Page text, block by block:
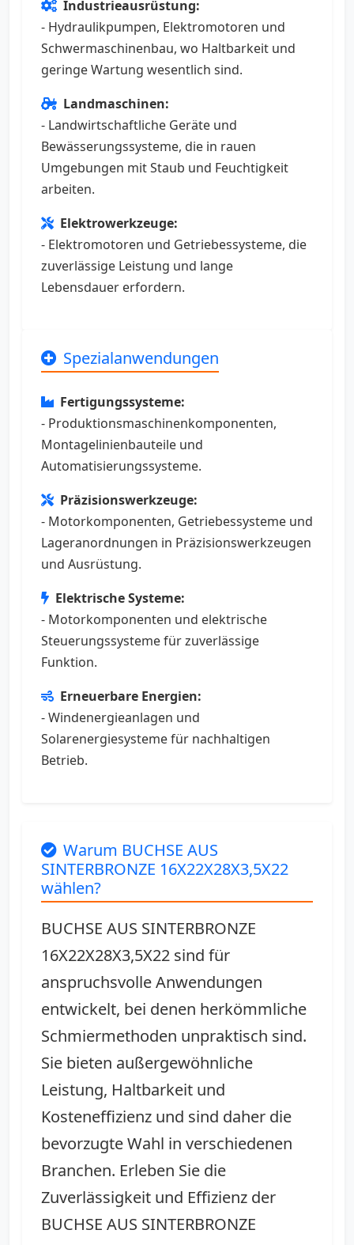
Industrieausrüstung:
- Hydraulikpumpen, Elektromotoren und
Schwermaschinenbau, wo Haltbarkeit und
geringe Wartung wesentlich sind.
Landmaschinen:
- Landwirtschaftliche Geräte und
Bewässerungssysteme, die in rauen
Umgebungen mit Staub und Feuchtigkeit
arbeiten.
Elektrowerkzeuge:
- Elektromotoren und Getriebessysteme, die
zuverlässige Leistung und lange
Lebensdauer erfordern.
Spezialanwendungen
Fertigungssysteme:
- Produktionsmaschinenkomponenten,
Montagelinienbauteile und
Automatisierungssysteme.
Präzisionswerkzeuge:
- Motorkomponenten, Getriebessysteme und
Lageranordnungen in Präzisionswerkzeugen
und Ausrüstung.
Elektrische Systeme:
- Motorkomponenten und elektrische
Steuerungssysteme für zuverlässige
Funktion.
Erneuerbare Energien:
- Windenergieanlagen und
Solarenergiesysteme für nachhaltigen
Betrieb.
Warum BUCHSE AUS
SINTERBRONZE 16X22X28X3,5X22
wählen?
BUCHSE AUS SINTERBRONZE
16X22X28X3,5X22 sind für
anspruchsvolle Anwendungen
entwickelt, bei denen herkömmliche
Schmiermethoden unpraktisch sind.
Sie bieten außergewöhnliche
Leistung, Haltbarkeit und
Kosteneffizienz und sind daher die
bevorzugte Wahl in verschiedenen
Branchen. Erleben Sie die
Zuverlässigkeit und Effizienz der
BUCHSE AUS SINTERBRONZE